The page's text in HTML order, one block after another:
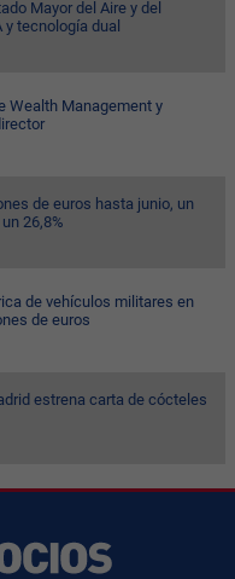
Mayor del Aire y del
tecnología dual
Wealth Management y
de euros hasta junio, un
26,8%
de vehículos militares en
de euros
estrena carta de cócteles